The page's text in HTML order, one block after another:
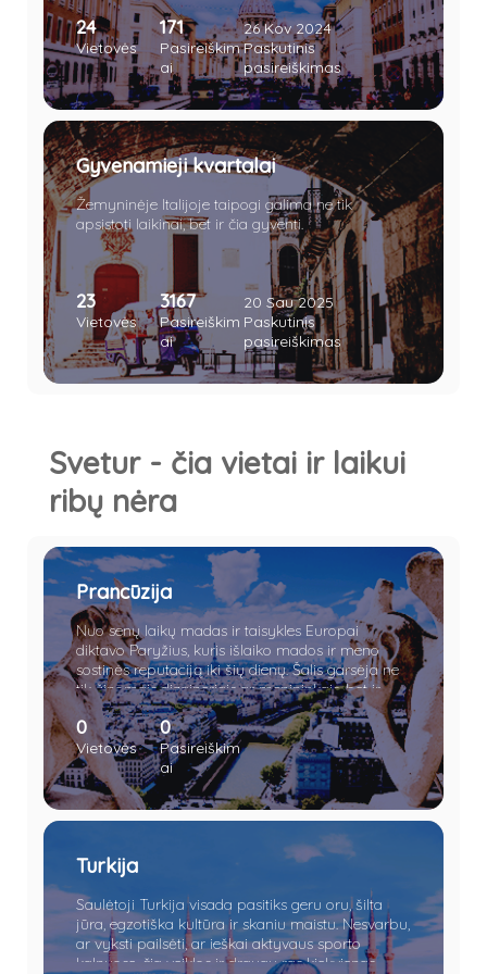
istorinė praeitis paliko Italijai daugybę meno ir
architektūros lobių. „Amžinasis miestas“ lyg
magnetas traukia keliautojus iš viso pasaulio.
Vieni jį dievina, kiti keikia, tačiau vienaip ar kitaip
miestas nelieka nepastebėtas.
24
Vietovės
171
Pasireiškim
ai
26 Kov 2024
Paskutinis
pasireiškimas
Gyvenamieji kvartalai
Žemyninėje Italijoje taipogi galima ne tik
apsistoti laikinai, bet ir čia gyventi.
23
Vietovės
3167
Pasireiškim
ai
20 Sau 2025
Paskutinis
pasireiškimas
Svetur - čia vietai ir laikui
ribų nėra
Prancūzija
Nuo senų laikų madas ir taisykles Europai
diktavo Paryžius, kuris išlaiko mados ir meno
sostinės reputaciją iki šių dienų. Šalis garsėja ne
tik žinomais dizaineriais ar menininkais, bet ir
kokybiškais tauriaisiais gėrimais, sūriu, Eifelio
bokštu, Triumfo arka ir Disneilendu.
0
Vietovės
0
Pasireiškim
ai
Turkija
Saulėtoji Turkija visada pasitiks geru oru, šilta
jūra, egzotiška kultūra ir skaniu maistu. Nesvarbu,
ar vyksti pailsėti, ar ieškai aktyvaus sporto
kalnuose, čia veiklos ir draugų ras kiekvienas.